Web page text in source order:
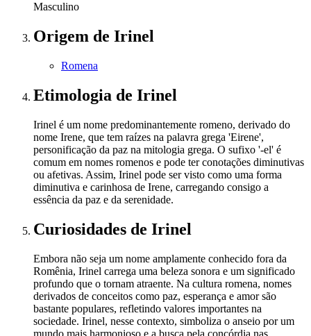
Masculino
Origem de Irinel
Romena
Etimologia de Irinel
Irinel é um nome predominantemente romeno, derivado do
nome Irene, que tem raízes na palavra grega 'Eirene',
personificação da paz na mitologia grega. O sufixo '-el' é
comum em nomes romenos e pode ter conotações diminutivas
ou afetivas. Assim, Irinel pode ser visto como uma forma
diminutiva e carinhosa de Irene, carregando consigo a
essência da paz e da serenidade.
Curiosidades de Irinel
Embora não seja um nome amplamente conhecido fora da
Romênia, Irinel carrega uma beleza sonora e um significado
profundo que o tornam atraente. Na cultura romena, nomes
derivados de conceitos como paz, esperança e amor são
bastante populares, refletindo valores importantes na
sociedade. Irinel, nesse contexto, simboliza o anseio por um
mundo mais harmonioso e a busca pela concórdia nas